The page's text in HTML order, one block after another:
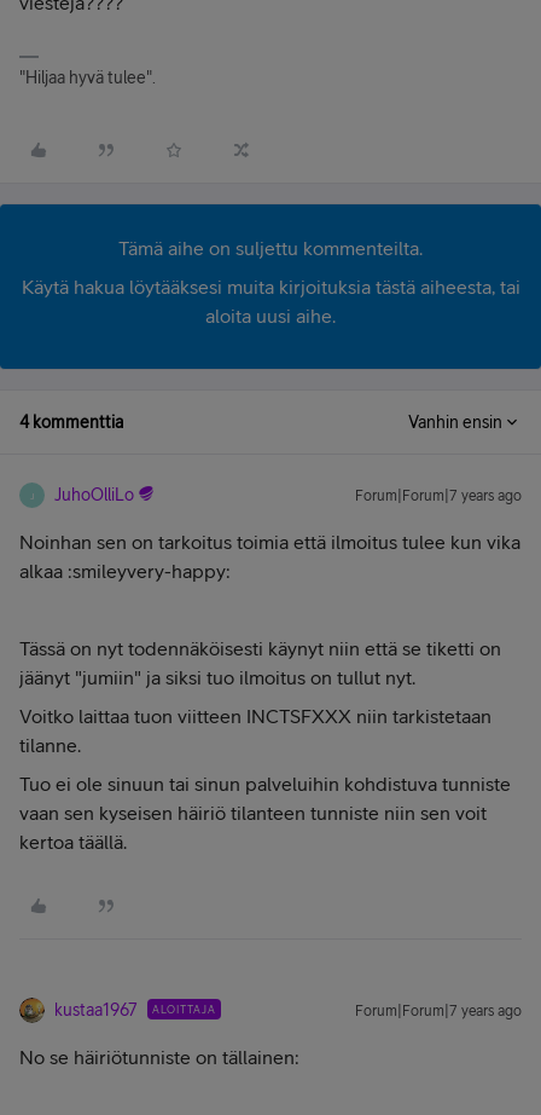
"Hiljaa hyvä tulee".
Tämä aihe on suljettu kommenteilta.
Käytä hakua löytääksesi muita kirjoituksia tästä aiheesta, tai
aloita uusi aihe.
4 kommenttia Vanhin ensin
J JuhoOlliLo Forum|Forum|7 years ago
Noinhan sen on tarkoitus toimia että ilmoitus tulee kun vika
alkaa :smileyvery-happy:
Tässä on nyt todennäköisesti käynyt niin että se tiketti on
jäänyt "jumiin" ja siksi tuo ilmoitus on tullut nyt.
Voitko laittaa tuon viitteen INCTSFXXX niin tarkistetaan
tilanne.
Tuo ei ole sinuun tai sinun palveluihin kohdistuva tunniste
vaan sen kyseisen häiriö tilanteen tunniste niin sen voit
kertoa täällä.
kustaa1967 ALOITTAJA Forum|Forum|7 years ago
No se häiriötunniste on tällainen: